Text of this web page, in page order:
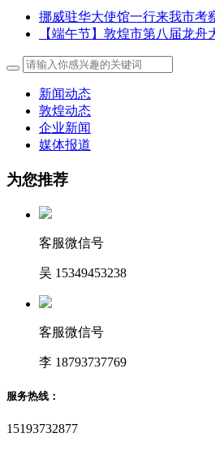
挪威驻华大使馆一行来我市考
【端午节】敦煌市第八届龙舟
新闻动态
敦煌动态
企业新闻
媒体报道
为您推荐
客服微信号
吴 15349453238
客服微信号
李 18793737769
服务热线：
15193732877